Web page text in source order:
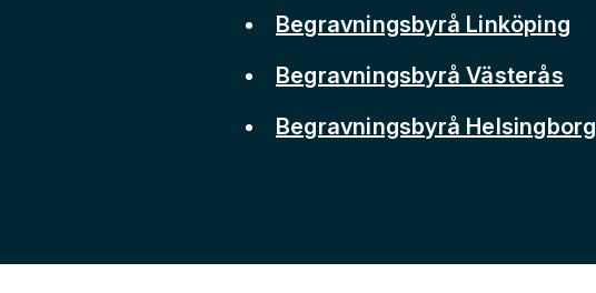
Begravningsbyrå Linköping
Begravningsbyrå Västerås
Begravningsbyrå Helsingborg